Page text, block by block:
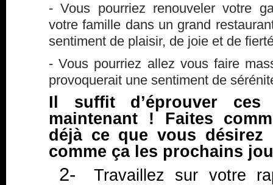
- Vous pourriez renouveler votre
votre famille dans un grand
sentiment de plaisir, de joie et de
- Vous pourriez allez vous faire
provoquerait une sentiment de
Il suffit d’éprouver ces
maintenant ! Faites
déjà ce que vous
comme ça les prochains
2- Travaillez sur votre